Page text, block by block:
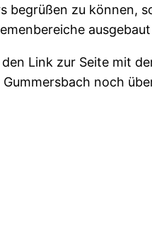
zu können,
Link zur Seite mit
noch